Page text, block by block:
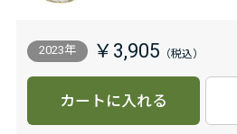
2023年 ￥3,905
カートに入れる